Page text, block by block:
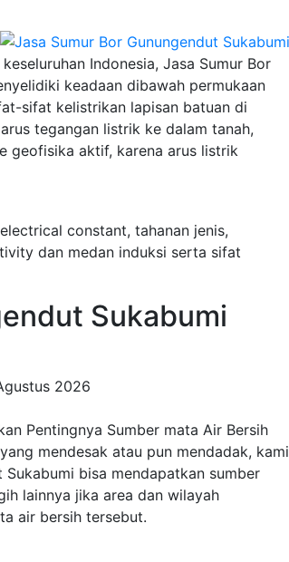
Indonesia, Jasa Sumur Bor
keadaan dibawah permukaan
sifat kelistrikan lapisan batuan di
tegangan listrik ke dalam tanah,
geofisika aktif, karena arus listrik
constant, tahanan jenis,
dan medan induksi serta sifat
Sukabumi
2026
Pentingnya Sumber mata Air Bersih
mendesak atau pun mendadak, kami
bisa mendapatkan sumber
lainnya jika area dan wilayah
air bersih tersebut.